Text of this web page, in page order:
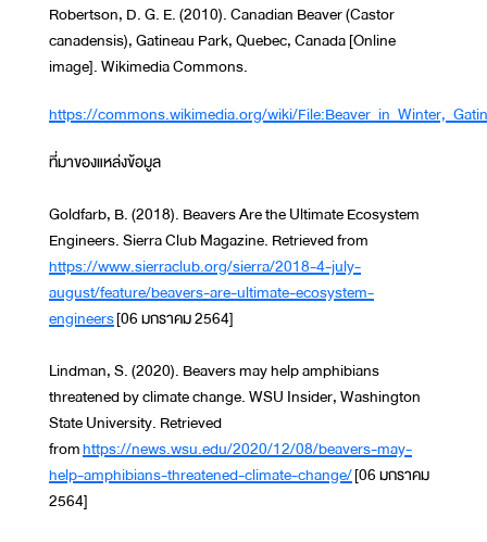
Robertson, D. G. E. (2010). Canadian Beaver (Castor
canadensis), Gatineau Park, Quebec, Canada [Online
image]. Wikimedia Commons.
https://commons.wikimedia.org/wiki/
ที่มาของแหล่งข้อมูล
Goldfarb, B. (2018). Beavers Are the Ultimate Ecosystem
Engineers. Sierra Club Magazine. Retrieved from
https://www.sierraclub.org/sierra/2018-4-july-
august/feature/beavers-are-ultimate-ecosystem-
engineers[06 มกราคม 2564]
Lindman, S. (2020). Beavers may help amphibians
threatened by climate change. WSU Insider, Washington
State University. Retrieved
fromhttps://news.wsu.edu/2020/12/08/beavers-may-
help-amphibians-threatened-climate-change/[06 มกราคม
2564]